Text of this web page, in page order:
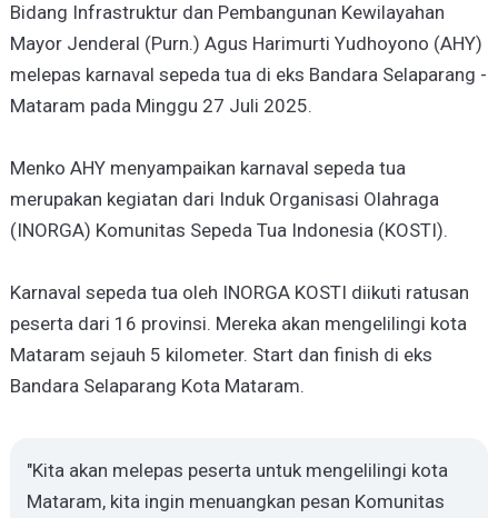
Bidang Infrastruktur dan Pembangunan Kewilayahan
Mayor Jenderal (Purn.) Agus Harimurti Yudhoyono (AHY)
melepas karnaval sepeda tua di eks Bandara Selaparang -
Mataram pada Minggu 27 Juli 2025.
Menko AHY menyampaikan karnaval sepeda tua
merupakan kegiatan dari Induk Organisasi Olahraga
(INORGA) Komunitas Sepeda Tua Indonesia (KOSTI).
Karnaval sepeda tua oleh INORGA KOSTI diikuti ratusan
peserta dari 16 provinsi. Mereka akan mengelilingi kota
Mataram sejauh 5 kilometer. Start dan finish di eks
Bandara Selaparang Kota Mataram.
"Kita akan melepas peserta untuk mengelilingi kota
Mataram, kita ingin menuangkan pesan Komunitas